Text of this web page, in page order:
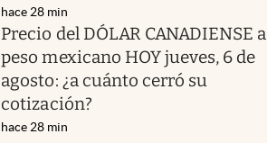
hace 28 min
Precio del DÓLAR CANADIENSE a
peso mexicano HOY jueves, 6 de
agosto: ¿a cuánto cerró su
cotización?
hace 28 min